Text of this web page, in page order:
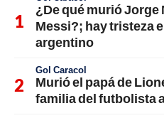
¿De qué murió Jorge
Messi?; hay tristeza
argentino
Gol Caracol
Murió el papá de
familia del futbolista